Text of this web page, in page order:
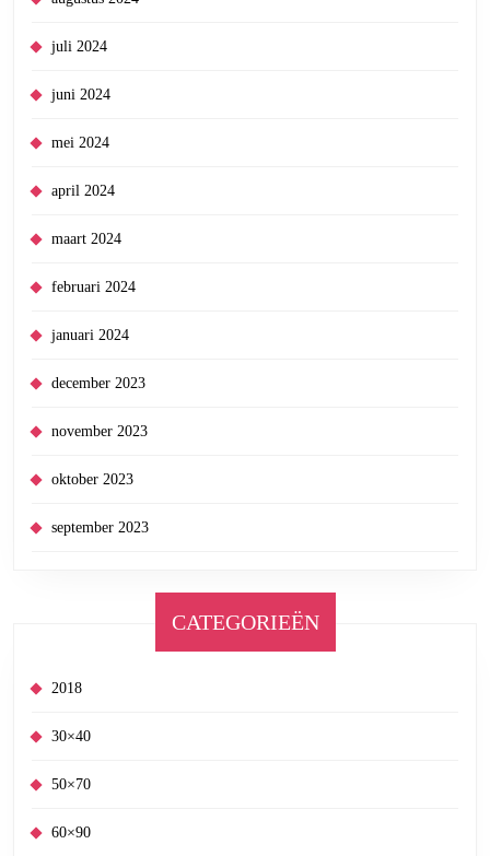
juli 2024
juni 2024
mei 2024
april 2024
maart 2024
februari 2024
januari 2024
december 2023
november 2023
oktober 2023
september 2023
CATEGORIEËN
2018
30×40
50×70
60×90